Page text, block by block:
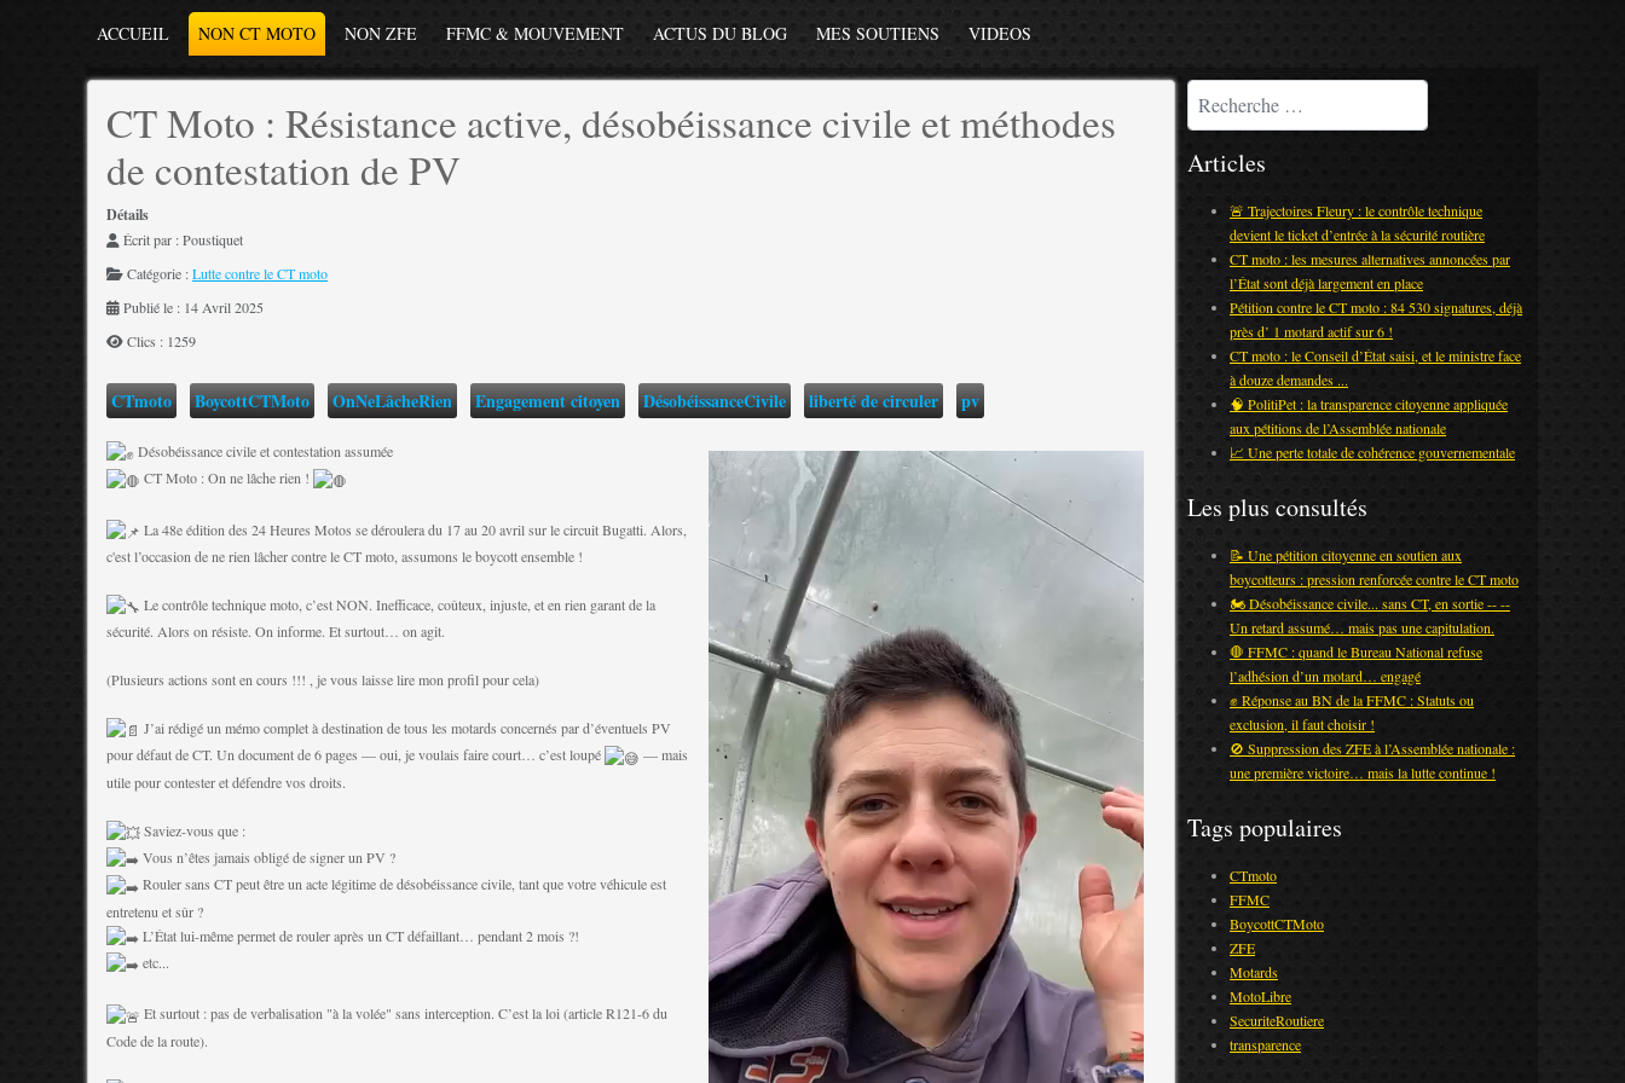
ACCUEIL NON CT MOTO NON ZFE FFMC & MOUVEMENT ACTUS DU BLOG MES SOUTIENS VIDEOS
CT Moto : Résistance active, désobéissance civile et méthodes
de contestation de PV
Détails
Écrit par :Poustiquet
Catégorie :Lutte contre le CT moto
Publié le : 14 Avril 2025
Clics : 1259
CTmoto BoycottCTMoto OnNeLâcheRien Engagement citoyen DésobéissanceCivile liberté de circuler pv
Désobéissance civile et contestation assumée
CT Moto : On ne lâche rien !
La 48e édition des 24 Heures Motos se déroulera du 17 au 20 avril sur le circuit Bugatti. Alors,
c'est l’occasion de ne rien lâcher contre le CT moto, assumons le boycott ensemble !
Le contrôle technique moto, c’est NON. Inefficace, coûteux, injuste, et en rien garant de la
sécurité. Alors on résiste. On informe. Et surtout… on agit.
(Plusieurs actions sont en cours !!! , je vous laisse lire mon profil pour cela)
J’ai rédigé un mémo complet à destination de tous les motards concernés par d’éventuels PV
pour défaut de CT. Un document de 6 pages — oui, je voulais faire court… c’est loupé
— mais
utile pour contester et défendre vos droits.
Saviez-vous que :
Vous n’êtes jamais obligé de signer un PV ?
Rouler sans CT peut être un acte légitime de désobéissance civile, tant que votre véhicule est
entretenu et sûr ?
L’État lui-même permet de rouler après un CT défaillant… pendant 2 mois ?!
etc...
Et surtout : pas de verbalisation "à la volée" sans interception. C’est la loi (article R121-6 du
Code de la route).
Rechercher
Articles
🚨 Trajectoires Fleury : le contrôle technique
devient le ticket d’entrée à la sécurité routière
CT moto : les mesures alternatives annoncées par
l’État sont déjà largement en place
Pétition contre le CT moto : 84 530 signatures, déjà
près d’ 1 motard actif sur 6 !
CT moto : le Conseil d’État saisi, et le ministre face
à douze demandes ...
🧠 PolitiPet : la transparence citoyenne appliquée
aux pétitions de l’Assemblée nationale
📈 Une perte totale de cohérence gouvernementale
Les plus consultés
📝 Une pétition citoyenne en soutien aux
boycotteurs : pression renforcée contre le CT moto
🏍️ Désobéissance civile... sans CT, en sortie -- --
Un retard assumé… mais pas une capitulation.
🛑 FFMC : quand le Bureau National refuse
l’adhésion d’un motard… engagé
✊ Réponse au BN de la FFMC : Statuts ou
exclusion, il faut choisir !
🚫 Suppression des ZFE à l’Assemblée nationale :
une première victoire… mais la lutte continue !
Tags populaires
CTmoto
FFMC
BoycottCTMoto
ZFE
Motards
MotoLibre
SecuriteRoutiere
transparence